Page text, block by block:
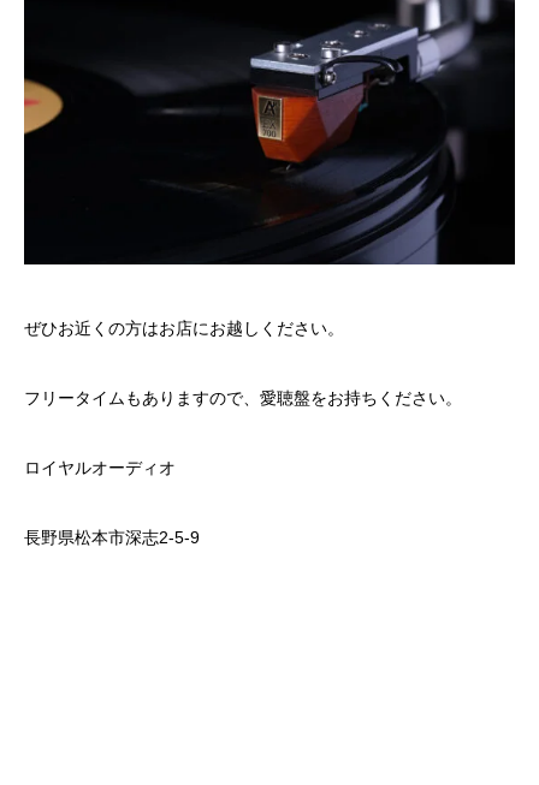
ぜひお近くの方はお店にお越しください。
フリータイムもありますので、愛聴盤をお持ちください。
ロイヤルオーディオ
長野県松本市深志2-5-9